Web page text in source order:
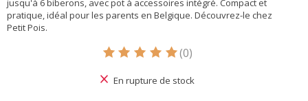
jusqu'à 6 biberons, avec pot à accessoires intégré. Compact et
pratique, idéal pour les parents en Belgique. Découvrez-le chez
Petit Pois.
Ce produit est évalué à
(0)
En rupture de stock